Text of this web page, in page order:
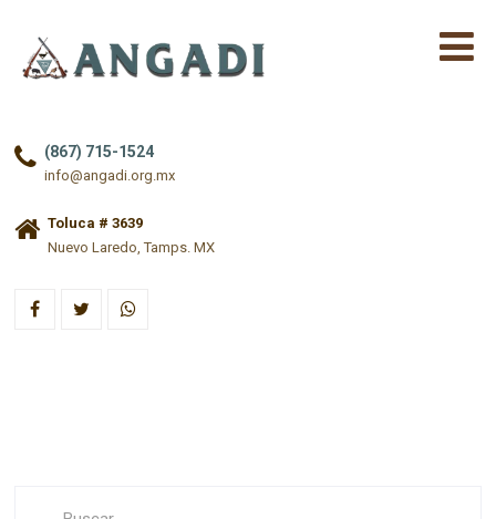
(867) 715-1524
info@angadi.org.mx
Toluca # 3639
Nuevo Laredo, Tamps. MX